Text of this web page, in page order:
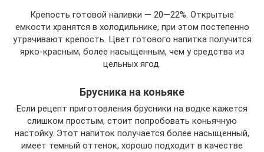
Крепость готовой наливки — 20—22%. Открытые
емкости хранятся в холодильнике, при этом постепенно
утрачивают крепость. Цвет готового напитка получится
ярко-красным, более насыщенным, чем у средства из
цельных ягод.
Брусника на коньяке
Если рецепт приготовления брусники на водке кажется
слишком простым, стоит попробовать коньячную
настойку. Этот напиток получается более насыщенный,
имеет темный оттенок, хорошо подходит в качестве